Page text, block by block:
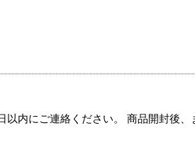
内にご連絡ください。 商品開封後